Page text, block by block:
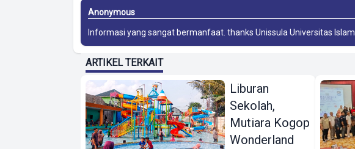
Anonymous
Informasi yang sangat bermanfaat. thanks Unissula Universitas Islam
ARTIKEL TERKAIT
Liburan
Sekolah,
Mutiara Kogop
Wonderland